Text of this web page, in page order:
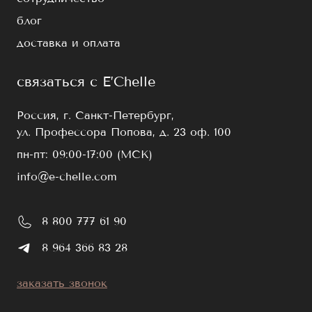
вашего адреса, поэтому рассчитывается
индивидуально.
E’Chelle
Искусственные ресницы упакованы в удобные
параметрами изгиба, длины и ширины.
повышенной эластичности, которое хорошо
сохраняет форму и устойчиво к износу. Каждый
до кончика, а все цвета очень насыщенные и
однородные.
Благодаря дополнительной картонной упаковке
ресницы защищены от воздействия
ультрафиолета и механических повреждений.
без страха за порчу материалов. На ленте
блог
доставка и оплата
связаться с E’Chelle
Россия, г. Санкт-Петербург,
ул. Профессора Попова, д. 23 оф. 100
пн-пт: 09:00-17:00 (МСК)
info@e-chelle.com
8 800 777 61 90
8 964 366 83 28
заказать звонок